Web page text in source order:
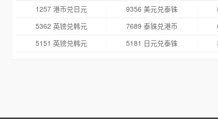
1257 港币兑日元
9356 美元兑泰铢
5362 英镑兑韩元
7689 泰铢兑港币
5151 英镑兑韩元
5181 日元兑泰铢